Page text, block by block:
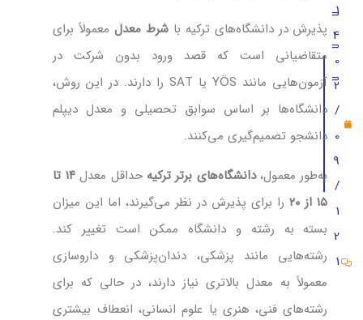
1
4
0
2
/
0
9
/
1
2
1
مزایا تحصیل با شرط معدل در دانشگاه‌های ترکیه
پذیرش با معدل در دانشگاه های ترکیه در مقاطع مختلف
تاثیر معدل در آزمون یوس
معایب پذیرش با معدل در دانشگاه‌های ترکیه
برای تحصیل در ترکیه با شرط معدل چه مدارکی مورد نیاز است؟
پذیرش با شرط معدل در دانشگاه های دولتی و خصوصی ترکیه
تحصیل با شرط معدل در دانشگاه های ترکیه، فرصت تحصیلی
سوالات متداول
دیدگاه (4)
پذیرش در دانشگاه‌های ترکیه با شرط معدلمعمولاً برای
متقاضیانی است که قصد ورود بدون شرکت در
آزمون‌هایی مانند YÖS یا SAT را دارند. در این روش،
دانشگاه‌ها بر اساس سوابق تحصیلی و معدل دیپلم
دانشجو تصمیم‌گیری می‌کنند.
به‌طور معمول،دانشگاه‌های برتر ترکیه حداقل معدل
۱۴ تا
۱۵ از ۲۰
را برای پذیرش در نظر می‌گیرند، اما این میزان
بسته به رشته و دانشگاه ممکن است تغییر کند.
رشته‌هایی مانند پزشکی، دندان‌پزشکی و داروسازی
معمولاً به معدل بالاتری نیاز دارند، در حالی که برای
رشته‌های فنی، هنری یا علوم انسانی، انعطاف بیشتری